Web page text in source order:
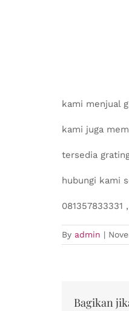
kami menjual
kami juga
tersedia
hubungi kami
081357833331
By admin |
Bagikan